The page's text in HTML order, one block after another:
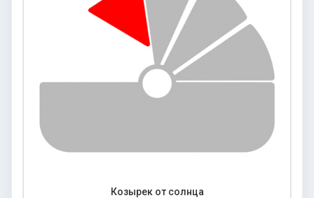
Козырек от солнца